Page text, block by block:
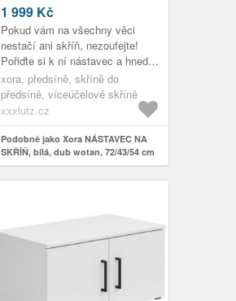
CM
1 999 Kč
Pokud vám na všechny věci
nestačí ani skříň, nezoufejte!
Pořiďte si k ní nástavec a hned
máte o přídavný úložný prostor
postaráno! Ve stejném barev...
xora, předsíně, skříně do
předsíně, víceúčelové skříně
xxxlutz.cz
Podobně jako Xora NÁSTAVEC NA
SKŘÍŇ, bílá, dub wotan, 72/43/54 cm